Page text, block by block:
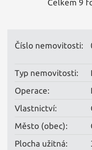
Číslo nemovitosti:
Typ nemovitosti:
Operace:
Vlastnictví:
Město (obec):
Plocha užitná:
Celkem 9